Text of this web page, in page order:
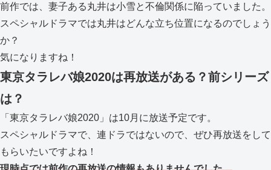
前作では、妻子ある丸井は小雪と不倫関係に陥っていました。
スペシャルドラマでは丸井はどんな立ち位置になるのでしょう
か？
気になりますね！
東京タラレバ娘2020は再放送がある？前シリーズ
は？
「東京タラレバ娘2020」は10月に放送予定です。
スペシャルドラマで、連ドラではないので、ぜひ再放送をして
もらいたいですよね！